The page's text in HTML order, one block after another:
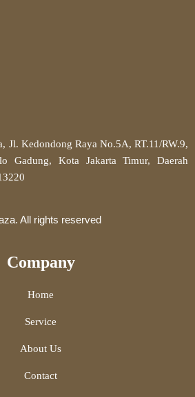
Jl. Kedondong Raya No.5A, RT.11/RW.9,
Gadung, Kota Jakarta Timur, Daerah
All rights reserved
Company
Home
Service
About Us
Contact